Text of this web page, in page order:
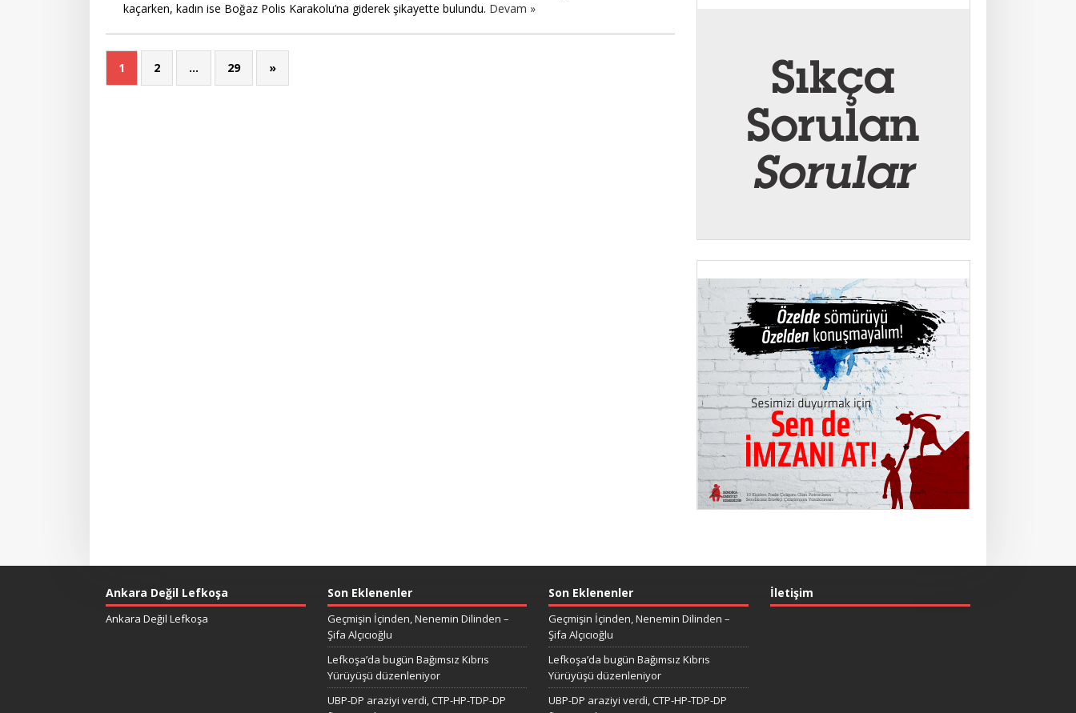
kaçarken, kadın ise Boğaz Polis Karakolu’na giderek şikayette bulundu. Devam »
1 2 … 29 »
Ankara Değil Lefkoşa
Ankara Değil Lefkoşa
Son Eklenenler
Geçmişin İçinden, Nenemin Dilinden –
Şifa Alçıcıoğlu
Lefkoşa’da bugün Bağımsız Kıbrıs
Yürüyüşü düzenleniyor
UBP-DP araziyi verdi, CTP-HP-TDP-DP
Son Eklenenler
Geçmişin İçinden, Nenemin Dilinden –
Şifa Alçıcıoğlu
Lefkoşa’da bugün Bağımsız Kıbrıs
Yürüyüşü düzenleniyor
UBP-DP araziyi verdi, CTP-HP-TDP-DP
İletişim